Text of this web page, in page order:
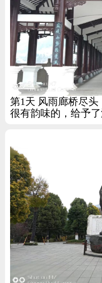
第1天 风雨廊桥尽
很有韵味的，给予了